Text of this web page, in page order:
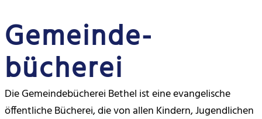
Gemeinde­
bücherei
Die Gemeindebücherei Bethel ist eine evangelische
öffentliche Bücherei, die von allen Kindern, Jugendlichen